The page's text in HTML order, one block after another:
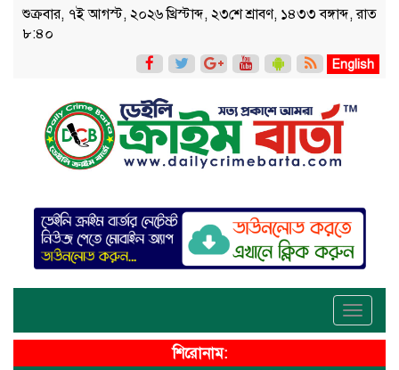
শুক্রবার, ৭ই আগস্ট, ২০২৬ খ্রিস্টাব্দ, ২৩শে শ্রাবণ, ১৪৩৩ বঙ্গাব্দ, রাত
৮:৪০
English
Toggle
শিরোনাম: